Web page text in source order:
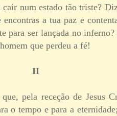
num estado tão triste?
a tua paz e
para ser lançada no
que perdeu a fé!
II
pela receção de Jesus
o tempo e para a